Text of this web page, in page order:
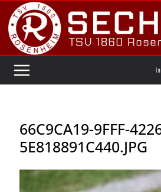
Zum
Inhalt
springen
66C9CA19-9FFF-
5E818891C440.JPG